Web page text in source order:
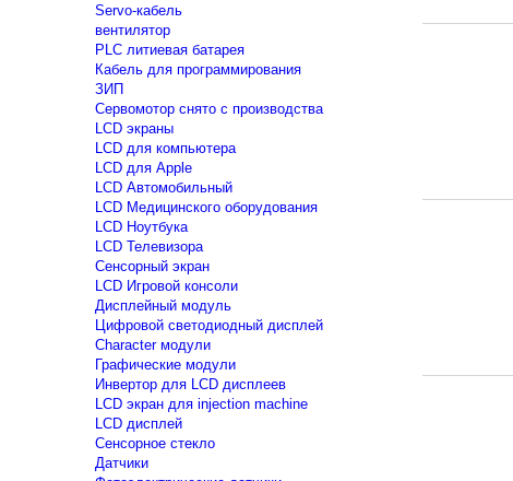
Servo-кабель
вентилятор
PLC литиевая батарея
Кабель для программирования
ЗИП
Сервомотор снято с производства
LCD экраны
LCD для компьютера
LCD для Apple
LCD Автомобильный
LCD Медицинского оборудования
LCD Ноутбука
LCD Телевизора
Сенсорный экран
LCD Игровой консоли
Дисплейный модуль
Цифровой светодиодный дисплей
Сharacter модули
Графические модули
Инвертор для LCD дисплеев
LCD экран для injection machine
LCD дисплей
Сенсорное стекло
Датчики